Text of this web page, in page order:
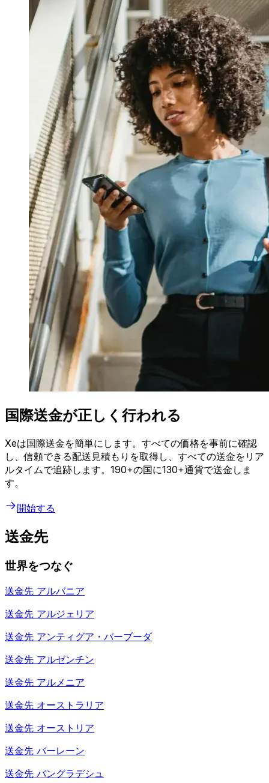
国際送金が正しく行われる
Xeは国際送金を簡単にします。すべての価格を事前に確認
し、信頼できる配送見積もりを取得し、すべての送金をリア
ルタイムで追跡します。190+の国に130+通貨で送金しま
す。
開始する
送金先
世界をつなぐ
送金先 アルバニア
送金先 アルジェリア
送金先 アンティグア・バーブーダ
送金先 アルゼンチン
送金先 アルメニア
送金先 オーストラリア
送金先 オーストリア
送金先 バーレーン
送金先 バングラデシュ